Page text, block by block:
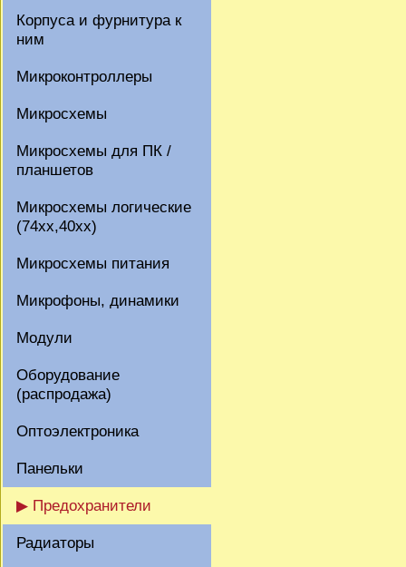
Корпуса и фурнитура к
ним
Микроконтроллеры
Микросхемы
Микросхемы для ПК /
планшетов
Микросхемы логические
(74xx,40xx)
Микросхемы питания
Микрофоны, динамики
Модули
Оборудование
(распродажа)
Оптоэлектроника
Панельки
▶ Предохранители
Радиаторы